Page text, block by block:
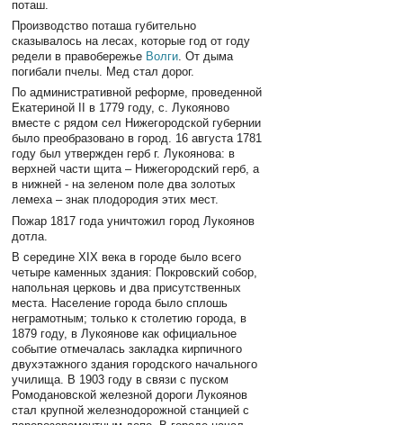
поташ.
Производство поташа губительно
сказывалось на лесах, которые год от году
редели в правобережье Волги. От дыма
погибали пчелы. Мед стал дорог.
По административной реформе, проведенной
Екатериной II в 1779 году, с. Лукояново
вместе с рядом сел Нижегородской губернии
было преобразовано в город. 16 августа 1781
году был утвержден герб г. Лукоянова: в
верхней части щита – Нижегородский герб, а
в нижней - на зеленом поле два золотых
лемеха – знак плодородия этих мест.
Пожар 1817 года уничтожил город Лукоянов
дотла.
В середине XIX века в городе было всего
четыре каменных здания: Покровский собор,
напольная церковь и два присутственных
места. Население города было сплошь
неграмотным; только к столетию города, в
1879 году, в Лукоянове как официальное
событие отмечалась закладка кирпичного
двухэтажного здания городского начального
училища. В 1903 году в связи с пуском
Ромодановской железной дороги Лукоянов
стал крупной железнодорожной станцией с